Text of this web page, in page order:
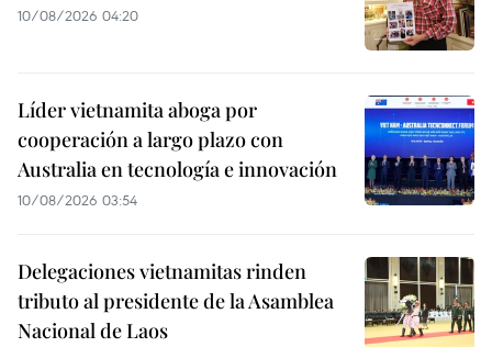
10/08/2026 04:20
Líder vietnamita aboga por
cooperación a largo plazo con
Australia en tecnología e innovación
10/08/2026 03:54
Delegaciones vietnamitas rinden
tributo al presidente de la Asamblea
Nacional de Laos